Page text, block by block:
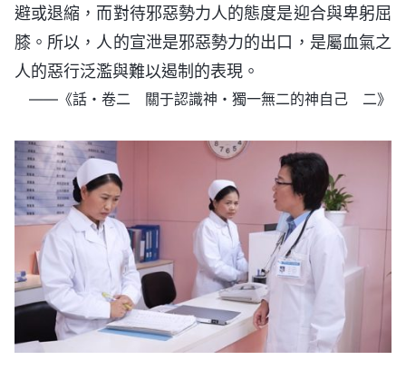
避或退縮，而對待邪惡勢力人的態度是迎合與卑躬屈
膝。所以，人的宣泄是邪惡勢力的出口，是屬血氣之
人的惡行泛濫與難以遏制的表現。
——《話・卷二 關于認識神・獨一無二的神自己 二》